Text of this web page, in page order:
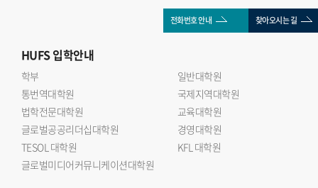
전화번호 안내 찾아오시는 길
HUFS입학안내
학부
일반대학원
통번역대학원
국제지역대학원
법학전문대학원
교육대학원
글로벌공공리더십대학원
경영대학원
TESOL 대학원
KFL 대학원
글로벌미디어커뮤니케이션대학원